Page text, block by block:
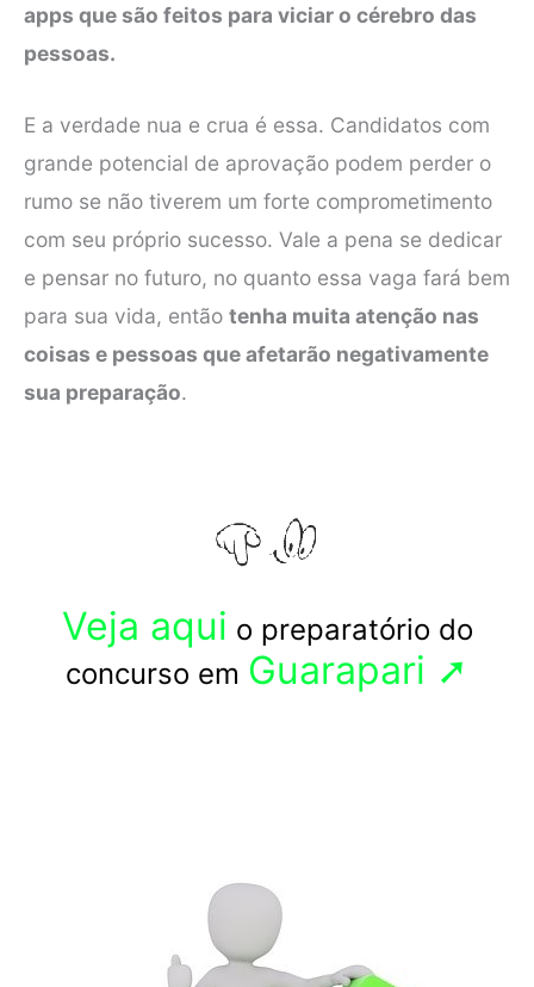
apps que são feitos para viciar o cérebro das
pessoas.
E a verdade nua e crua é essa. Candidatos com
grande potencial de aprovação podem perder o
rumo se não tiverem um forte comprometimento
com seu próprio sucesso. Vale a pena se dedicar
e pensar no futuro, no quanto essa vaga fará bem
para sua vida, então tenha muita atenção nas
coisas e pessoas que afetarão negativamente
sua preparação.
Veja aqui o preparatório do
concurso em Guarapari ➚